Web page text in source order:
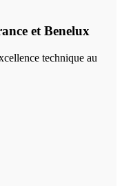
et Benelux
technique au